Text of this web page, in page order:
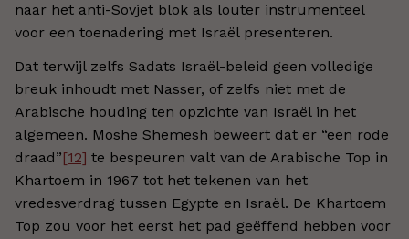
naar het anti-Sovjet blok als louter instrumenteel
voor een toenadering met Israël presenteren.
Dat terwijl zelfs Sadats Israël-beleid geen volledige
breuk inhoudt met Nasser, of zelfs niet met de
Arabische houding ten opzichte van Israël in het
algemeen. Moshe Shemesh beweert dat er “een rode
draad”[12] te bespeuren valt van de Arabische Top in
Khartoem in 1967 tot het tekenen van het
vredesverdrag tussen Egypte en Israël. De Khartoem
Top zou voor het eerst het pad geëffend hebben voor